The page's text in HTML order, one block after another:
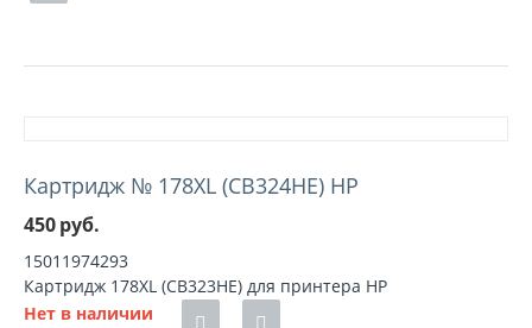
Картридж № 178XL (CB324HE) HP
450руб.
15011974293
Картридж 178XL (CB323HE) для принтера HP
Нет в наличии